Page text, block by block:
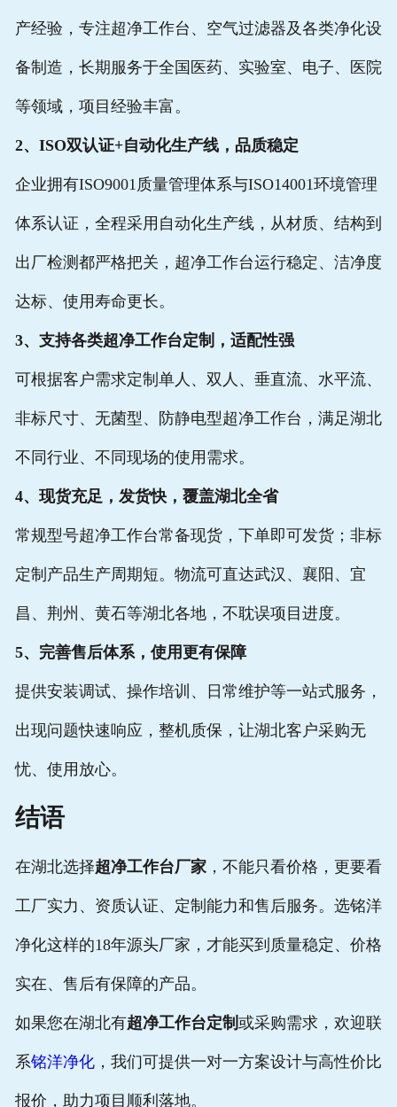
产经验，专注超净工作台、空气过滤器及各类净化设
备制造，长期服务于全国医药、实验室、电子、医院
等领域，项目经验丰富。
2、ISO双认证+自动化生产线，品质稳定
企业拥有ISO9001质量管理体系与ISO14001环境管理
体系认证，全程采用自动化生产线，从材质、结构到
出厂检测都严格把关，超净工作台运行稳定、洁净度
达标、使用寿命更长。
3、支持各类超净工作台定制，适配性强
可根据客户需求定制单人、双人、垂直流、水平流、
非标尺寸、无菌型、防静电型超净工作台，满足湖北
不同行业、不同现场的使用需求。
4、现货充足，发货快，覆盖湖北全省
常规型号超净工作台常备现货，下单即可发货；非标
定制产品生产周期短。物流可直达武汉、襄阳、宜
昌、荆州、黄石等湖北各地，不耽误项目进度。
5、完善售后体系，使用更有保障
提供安装调试、操作培训、日常维护等一站式服务，
出现问题快速响应，整机质保，让湖北客户采购无
忧、使用放心。
结语
在湖北选择超净工作台厂家，不能只看价格，更要看
工厂实力、资质认证、定制能力和售后服务。选铭洋
净化这样的18年源头厂家，才能买到质量稳定、价格
实在、售后有保障的产品。
如果您在湖北有超净工作台定制 或采购需求，欢迎联
系铭洋净化，我们可提供一对一方案设计与高性价比
报价，助力项目顺利落地。